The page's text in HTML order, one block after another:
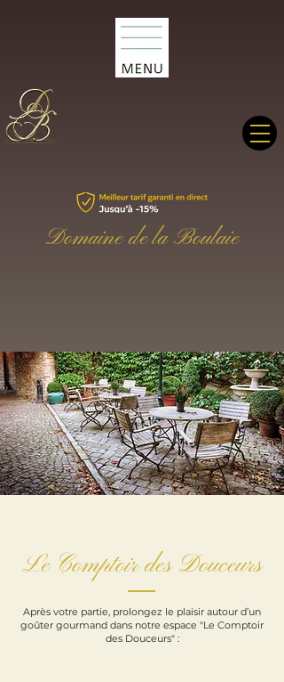
Domaine de la Boulaie
Le Comptoir des Douceurs
Après votre partie, prolongez le plaisir autour d’un
goûter gourmand dans notre espace "Le Comptoir
des Douceurs" :